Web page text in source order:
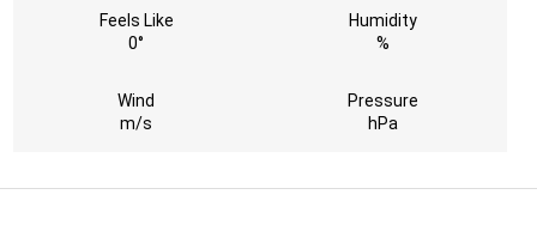
Feels Like
0°
Humidity
%
Wind
m/s
Pressure
hPa